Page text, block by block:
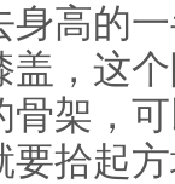
身高的
盖，这
骨架，
拾起